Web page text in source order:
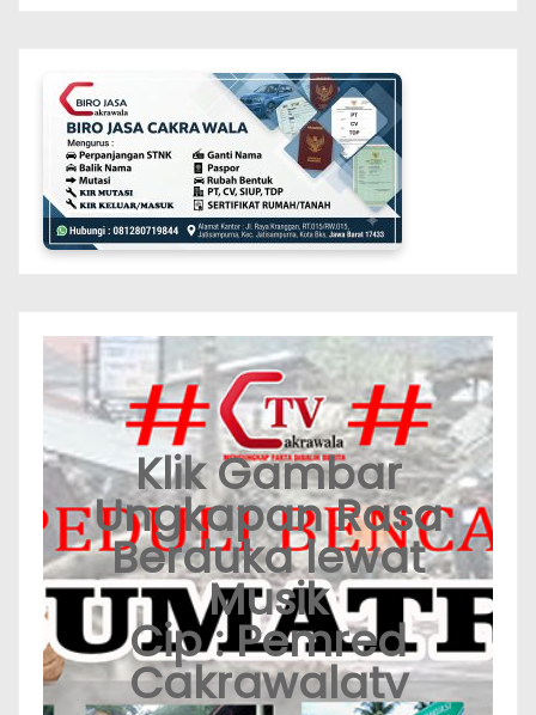
Klik Gambar
Ungkapan Rasa
Berduka lewat
Musik
Cip : Pemred
Cakrawalatv